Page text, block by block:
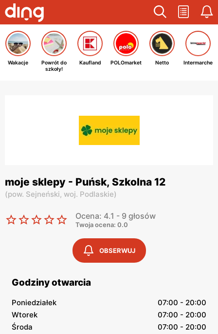
Wakacje
Powrót do
szkoły!
Kaufland POLOmarket Netto Intermarche
moje sklepy - Puńsk, Szkolna 12
(pow. Sejneński, woj. Podlaskie)
Ocena: 4.1 - 9 głosów
Twoja ocena: 0.0
OBSERWUJ
Godziny otwarcia
Poniedziałek
07:00 - 20:00
Wtorek
07:00 - 20:00
Środa
07:00 - 20:00